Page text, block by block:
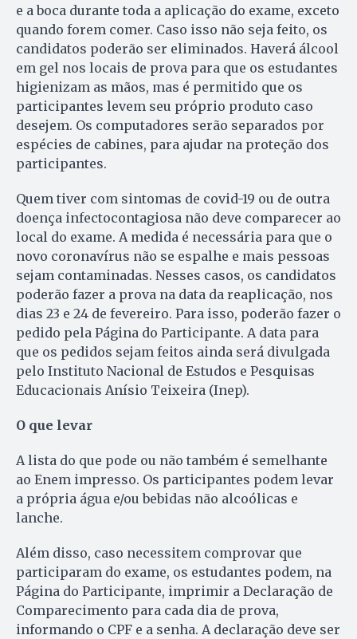
e a boca durante toda a aplicação do exame, exceto
quando forem comer. Caso isso não seja feito, os
candidatos poderão ser eliminados. Haverá álcool
em gel nos locais de prova para que os estudantes
higienizam as mãos, mas é permitido que os
participantes levem seu próprio produto caso
desejem. Os computadores serão separados por
espécies de cabines, para ajudar na proteção dos
participantes.
Quem tiver com sintomas de covid-19 ou de outra
doença infectocontagiosa não deve comparecer ao
local do exame. A medida é necessária para que o
novo coronavírus não se espalhe e mais pessoas
sejam contaminadas. Nesses casos, os candidatos
poderão fazer a prova na data da reaplicação, nos
dias 23 e 24 de fevereiro. Para isso, poderão fazer o
pedido pela Página do Participante. A data para
que os pedidos sejam feitos ainda será divulgada
pelo Instituto Nacional de Estudos e Pesquisas
Educacionais Anísio Teixeira (Inep).
O que levar
A lista do que pode ou não também é semelhante
ao Enem impresso. Os participantes podem levar
a própria água e/ou bebidas não alcoólicas e
lanche.
Além disso, caso necessitem comprovar que
participaram do exame, os estudantes podem, na
Página do Participante, imprimir a Declaração de
Comparecimento para cada dia de prova,
informando o CPF e a senha. A declaração deve ser